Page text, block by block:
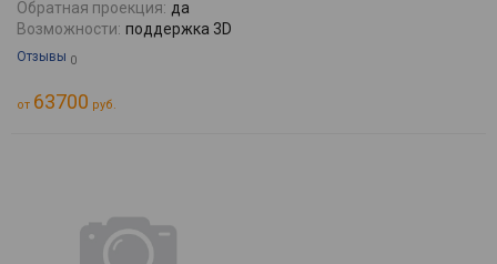
Обратная проекция: да
Возможности: поддержка 3D
Отзывы 0
от 63700 руб.